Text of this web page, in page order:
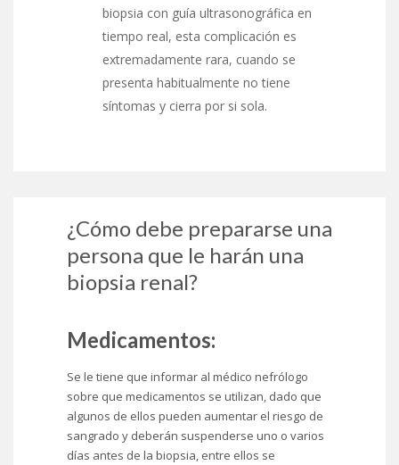
biopsia con guía ultrasonográfica en
tiempo real, esta complicación es
extremadamente rara, cuando se
presenta habitualmente no tiene
síntomas y cierra por si sola.
¿Cómo debe prepararse una
persona que le harán una
biopsia renal?
Medicamentos:
Se le tiene que informar al médico nefrólogo
sobre que medicamentos se utilizan, dado que
algunos de ellos pueden aumentar el riesgo de
sangrado y deberán suspenderse uno o varios
días antes de la biopsia, entre ellos se